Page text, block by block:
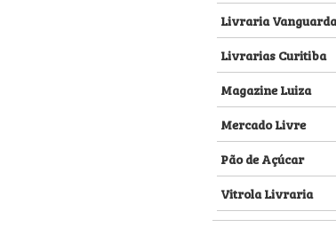
Livraria Vanguarda
Livrarias Curitiba
Magazine Luiza
Mercado Livre
Pão de Açúcar
Vitrola Livraria